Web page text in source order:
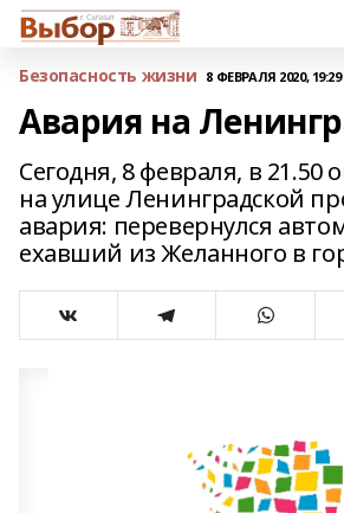
Безопасность жизни 8 ФЕВРАЛЯ 2020, 19:29
Авария на
Сегодня, 8 февраля, в 21.50
на улице Ленинградской
авария: перевернулся
ехавший из Желанного в